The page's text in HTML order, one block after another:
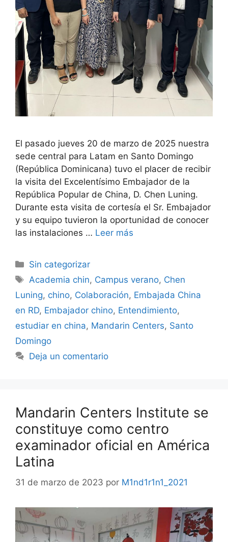
El pasado jueves 20 de marzo de 2025 nuestra
sede central para Latam en Santo Domingo
(República Dominicana) tuvo el placer de recibir
la visita del Excelentísimo Embajador de la
República Popular de China, D. Chen Luning.
Durante esta visita de cortesía el Sr. Embajador
y su equipo tuvieron la oportunidad de conocer
las instalaciones … Leer más
Sin categorizar
Academia chin, Campus verano, Chen
Luning, chino, Colaboración, Embajada China
en RD, Embajador chino, Entendimiento,
estudiar en china, Mandarin Centers, Santo
Domingo
Deja un comentario
Mandarin Centers Institute se
constituye como centro
examinador oficial en América
Latina
31 de marzo de 2023 por M1nd1r1n1_2021